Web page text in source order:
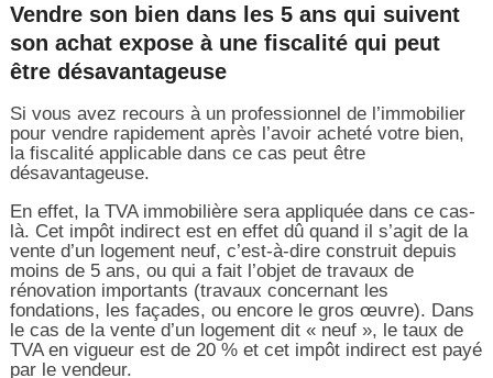
Vendre son bien dans les 5 ans qui suivent
son achat expose à une fiscalité qui peut
être désavantageuse
Si vous avez recours à un professionnel de l’immobilier
pour vendre rapidement après l’avoir acheté votre bien,
la fiscalité applicable dans ce cas peut être
désavantageuse.
En effet, la TVA immobilière sera appliquée dans ce cas-
là. Cet impôt indirect est en effet dû quand il s’agit de la
vente d’un logement neuf, c’est-à-dire construit depuis
moins de 5 ans, ou qui a fait l’objet de travaux de
rénovation importants (travaux concernant les
fondations, les façades, ou encore le gros œuvre). Dans
le cas de la vente d’un logement dit « neuf », le taux de
TVA en vigueur est de 20 % et cet impôt indirect est payé
par le vendeur.